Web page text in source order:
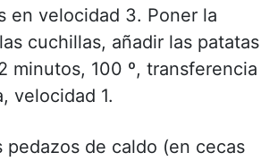
en velocidad 3. Poner la
cuchillas, añadir las patatas
minutos, 100 º, transferencia
velocidad 1.
pedazos de caldo (en cecas